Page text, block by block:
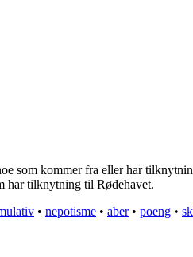
som kommer fra eller har
har tilknytning til Rødehavet.
• nepotisme • aber• poeng •